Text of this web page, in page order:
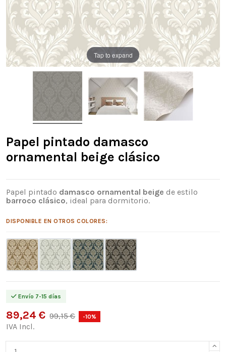
Tap to expand
Papel pintado damasco
ornamental beige clásico
Papel pintado damasco ornamental beige de estilo
barroco clásico, ideal para dormitorio.
DISPONIBLE EN OTROS COLORES:
Envío 7-15 días
89,24 € 99,15 € -10%
IVA Incl.